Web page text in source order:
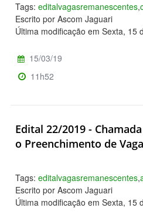
Tags: editalvagasremanescentes,
Escrito por Ascom Jaguari
Última modificação em Sexta, 15
15/03/19
11h52
Edital 22/2019 -
o Preenchimento de
Tags: editalvagasremanescentes,
Escrito por Ascom Jaguari
Última modificação em Sexta, 15